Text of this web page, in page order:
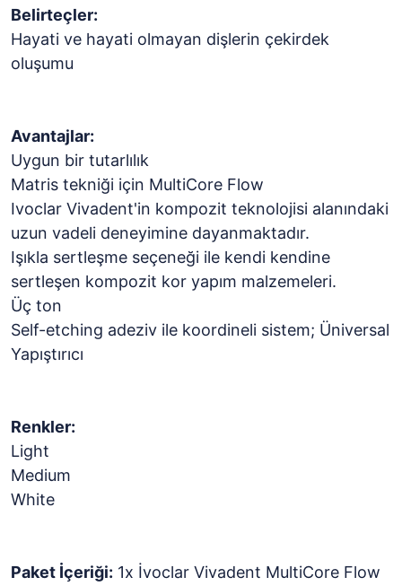
Belirteçler:
Hayati ve hayati olmayan dişlerin çekirdek
oluşumu
Avantajlar:
Uygun bir tutarlılık
Matris tekniği için MultiCore Flow
Ivoclar Vivadent'in kompozit teknolojisi alanındaki
uzun vadeli deneyimine dayanmaktadır.
Işıkla sertleşme seçeneği ile kendi kendine
sertleşen kompozit kor yapım malzemeleri.
Üç ton
Self-etching adeziv ile koordineli sistem; Üniversal
Yapıştırıcı
Renkler:
Light
Medium
White
Paket İçeriği: 1x İvoclar Vivadent MultiCore Flow